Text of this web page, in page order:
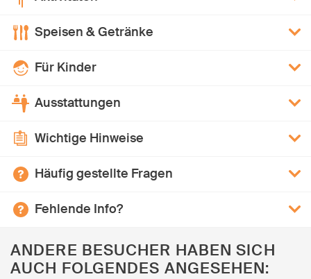
Speisen & Getränke
Für Kinder
Ausstattungen
Wichtige Hinweise
Häufig gestellte Fragen
Fehlende Info?
ANDERE BESUCHER HABEN SICH
AUCH FOLGENDES ANGESEHEN: